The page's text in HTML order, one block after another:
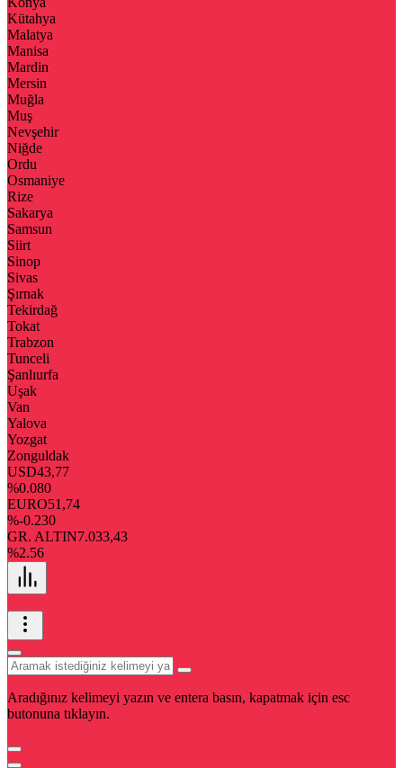
Kütahya
Malatya
Manisa
Mardin
Mersin
Muğla
Muş
Nevşehir
Niğde
Ordu
Osmaniye
Rize
Sakarya
Samsun
Siirt
Sinop
Sivas
Şırnak
Tekirdağ
Tokat
Trabzon
Tunceli
Şanlıurfa
Uşak
Van
Yalova
Yozgat
Zonguldak
USD43,77
%0.080
EURO51,74
%-0.230
GR. ALTIN7.033,43
%2.56
Aradığınız kelimeyi yazın ve entera basın, kapatmak için esc
butonuna tıklayın.